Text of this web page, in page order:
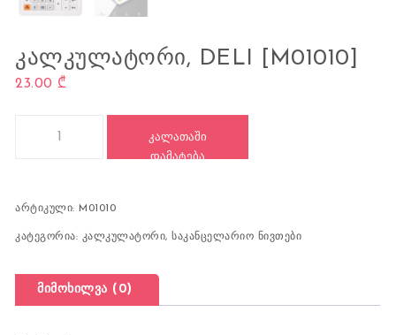
ᲙᲐᲚᲙᲣᲚᲐᲢᲝᲠᲘ, DELI [M01010]
23.00 ₾
ᲙᲐᲚᲐᲗᲐᲨᲘ
ᲓᲐᲛᲐᲢᲔᲑᲐ
არტიკული: M01010
კატეგორია: კალკულატორი,საკანცელარიო ნივთები
მიმოხილვა (0)